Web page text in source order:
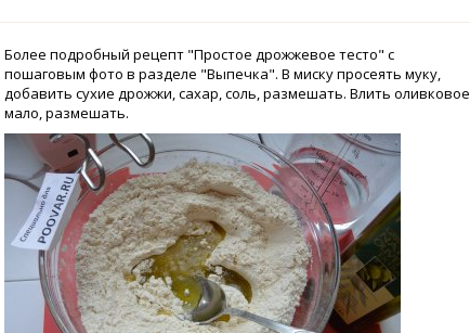
Более подробный рецепт "Простое дрожжевое тесто" с
пошаговым фото в разделе "Выпечка". В миску просеять муку,
добавить сухие дрожжи, сахар, соль, размешать. Влить оливковое
мало, размешать.